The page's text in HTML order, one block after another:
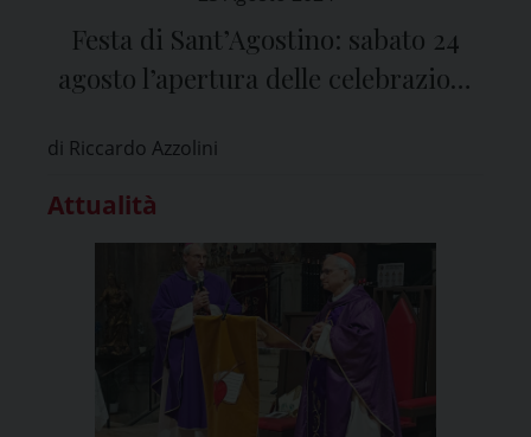
Festa di Sant’Agostino: sabato 24
agosto l’apertura delle celebrazioni
d’Oro a Pavia
di Riccardo Azzolini
Attualità